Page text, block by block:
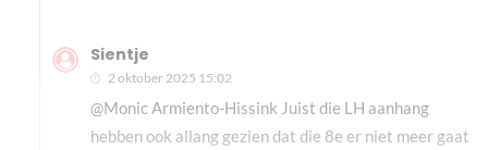
Sientje
2 oktober 2025 15:02
@Monic Armiento-Hissink Juist die LH aanhang
hebben ook allang gezien dat die 8e er niet meer gaat